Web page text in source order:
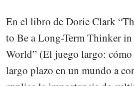
En el libro de Dorie Clark
to Be a Long-Term Thinker
World” (El juego largo: cómo
largo plazo en un mundo a